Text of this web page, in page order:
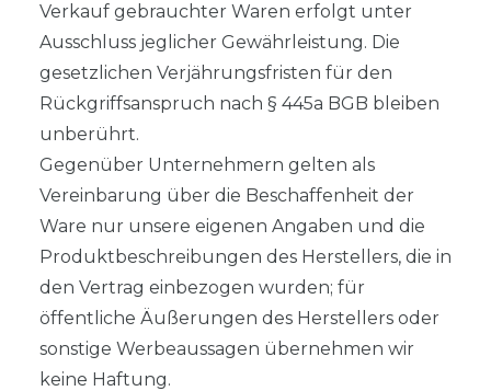
Verkauf gebrauchter Waren erfolgt unter
Ausschluss jeglicher Gewährleistung. Die
gesetzlichen Verjährungsfristen für den
Rückgriffsanspruch nach § 445a BGB bleiben
unberührt.
Gegenüber Unternehmern gelten als
Vereinbarung über die Beschaffenheit der
Ware nur unsere eigenen Angaben und die
Produktbeschreibungen des Herstellers, die in
den Vertrag einbezogen wurden; für
öffentliche Äußerungen des Herstellers oder
sonstige Werbeaussagen übernehmen wir
keine Haftung.